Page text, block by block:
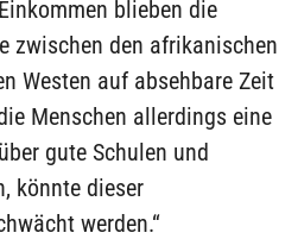
blieben die
zwischen den afrikanischen
Westen auf absehbare Zeit
Menschen allerdings eine
gute Schulen und
könnte dieser
werden.“